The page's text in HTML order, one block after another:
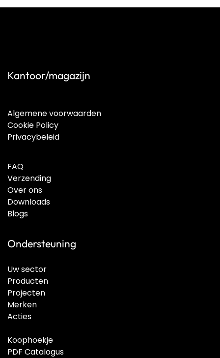
Kantoor/magazijn
Algemene voorwaarden
Cookie Policy
Privacybeleid
FAQ
Verzending
Over ons
Downloads
Blogs
Ondersteuning
Uw sector
Producten
Projecten
Merken
Acties
Koophoekje
PDF Catalogus